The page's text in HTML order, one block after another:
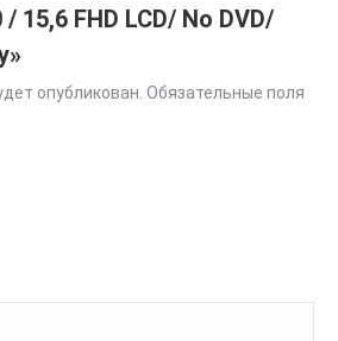
15,6 FHD LCD/ No DVD/
опубликован. Обязательные поля